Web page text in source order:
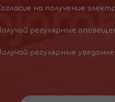
на получение
регулярные
регулярные